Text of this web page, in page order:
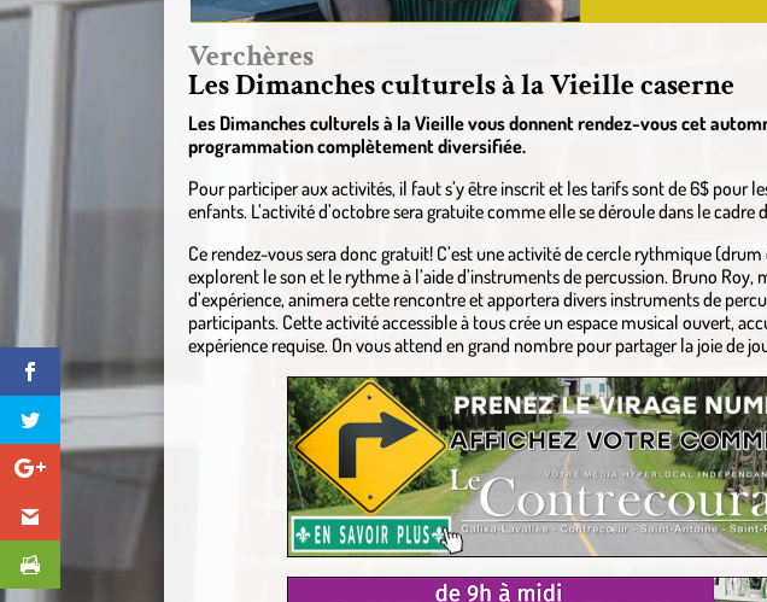
Verchères
Les Dimanches culturels à la Vieille caserne
Les Dimanches culturels à la Vieille vous donnent rendez-vous cet
programmation complètement diversifiée.
Pour participer aux activités, il faut s’y être inscrit et les tarifs sont de 6$ pour
enfants. L’activité d’octobre sera gratuite comme elle se déroule dans le cadre
Ce rendez-vous sera donc gratuit! C’est une activité de cercle rythmique
explorent le son et le rythme à l’aide d’instruments de percussion. Bruno Roy,
d’expérience, animera cette rencontre et apportera divers instruments de
participants. Cette activité accessible à tous crée un espace musical ouvert,
expérience requise. On vous attend en grand nombre pour partager la joie de